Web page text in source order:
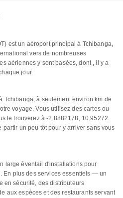
est un aéroport principal à Tchibanga,
vers de nombreuses
aériennes y sont basées, dont , il y a
jour.
Tchibanga, à seulement environ km de
voyage. Vous utilisez des cartes ou
le trouverez à -2.8882178, 10.95272.
partir un peu tôt pour y arriver sans vous
large éventail d'installations pour
En plus des services essentiels — un
en sécurité, des distributeurs
aux espèces et des restaurants servant